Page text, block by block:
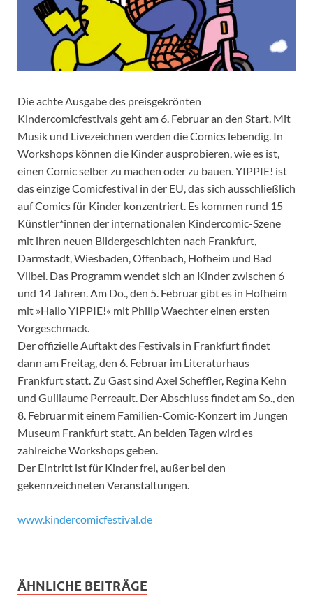
Die achte Ausgabe des preisgekrönten
Kindercomicfestivals geht am 6. Februar an den Start. Mit
Musik und Livezeichnen werden die Comics lebendig. In
Workshops können die Kinder ausprobieren, wie es ist,
einen Comic selber zu machen oder zu bauen. YIPPIE! ist
das einzige Comicfestival in der EU, das sich ausschließlich
auf Comics für Kinder konzentriert. Es kommen rund 15
Künstler*innen der internationalen Kindercomic-Szene
mit ihren neuen Bildergeschichten nach Frankfurt,
Darmstadt, Wiesbaden, Offenbach, Hofheim und Bad
Vilbel. Das Programm wendet sich an Kinder zwischen 6
und 14 Jahren. Am Do., den 5. Februar gibt es in Hofheim
mit »Hallo YIPPIE!« mit Philip Waechter einen ersten
Vorgeschmack.
Der offizielle Auftakt des Festivals in Frankfurt findet
dann am Freitag, den 6. Februar im Literaturhaus
Frankfurt statt. Zu Gast sind Axel Scheffler, Regina Kehn
und Guillaume Perreault. Der Abschluss findet am So., den
8. Februar mit einem Familien-Comic-Konzert im Jungen
Museum Frankfurt statt. An beiden Tagen wird es
zahlreiche Workshops geben.
Der Eintritt ist für Kinder frei, außer bei den
gekennzeichneten Veranstaltungen.
www.kindercomicfestival.de
ÄHNLICHE BEITRÄGE